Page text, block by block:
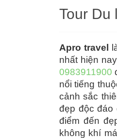
Tour Du
Apro travel
nhất hiện
0983911900
nổi tiếng
cảnh sắc
đẹp độc đáo
điểm đến
không khí